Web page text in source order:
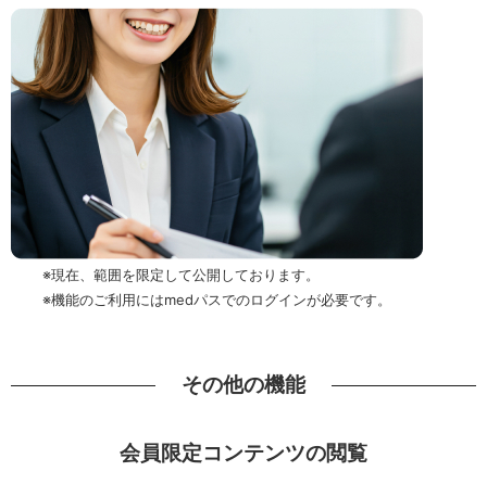
※現在、範囲を限定して公開しております。
※機能のご利用にはmedパスでのログインが必要です。
その他の機能
会員限定コンテンツの閲覧